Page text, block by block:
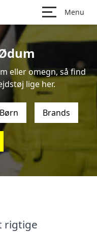
Menu
eller omegn, så find
lige her.
Børn Brands
rigtige